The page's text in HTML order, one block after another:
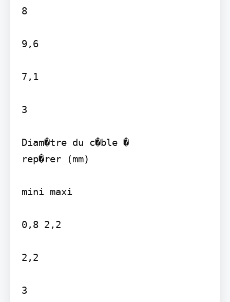
8
9,6
7,1
3
Diam�tre du c�ble �
rep�rer (mm)
mini maxi
0,8 2,2
2,2
3